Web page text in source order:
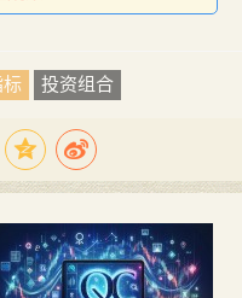
投资组合